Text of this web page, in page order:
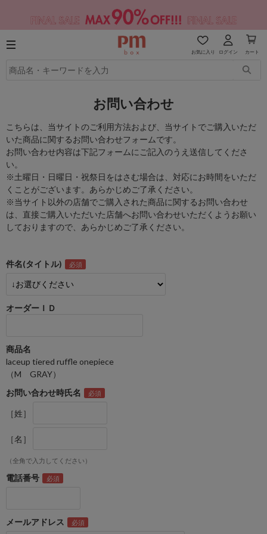
お気に入り ログイン カート
お問い合わせ
こちらは、当サイトのご利用方法および、当サイトでご購入いただ
いた商品に関するお問い合わせフォームです。
お問い合わせ内容は下記フォームにご記入のうえ送信してくださ
い。
※土曜日・日曜日・祝祭日をはさむ場合は、対応にお時間をいただ
くことがございます。あらかじめご了承ください。
※当サイト以外の店舗でご購入された商品に関するお問い合わせ
は、直接ご購入いただいた店舗へお問い合わせいただくようお願い
しておりますので、あらかじめご了承ください。
件名(タイトル)
オーダーＩＤ
商品名
laceup tiered ruffle onepiece
（M GRAY）
お問い合わせ時氏名
［姓］
［名］
（全角で入力してください）
電話番号
メールアドレス